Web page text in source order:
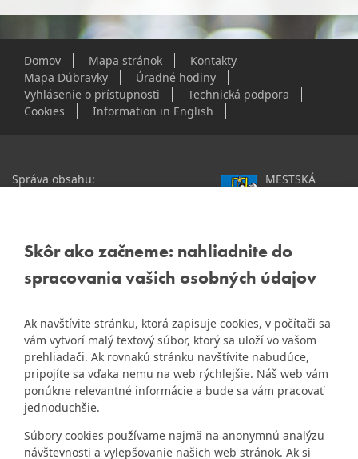
Skôr ako začneme: nahliadnite do
spracovania vašich osobných údajov
Ak navštívite stránku, ktorá zapisuje cookies, v počítači sa
vám vytvorí malý textový súbor, ktorý sa uloží vo vašom
prehliadači. Ak rovnakú stránku navštívite nabudúce,
pripojíte sa vďaka nemu na web rýchlejšie. Náš web vám
ponúkne relevantné informácie a bude sa vám pracovať
jednoduchšie.
Súbory cookies používame najmä na anonymnú analýzu
návštevnosti a vylepšovanie našich web stránok. Ak si
Domov Mapa stránok
Kontakty
Mapa Dúbravky
Úradné hodiny
Vyhlásenie o prístupnosti
Technická podpora
Cookies
Information in English
Správa obsahu:
Staršie informácie a dokumenty
starej stránke Dúbravky
Naša mestská časť získala 3.
miesto v súťažiZlatyErb.sk
o
najlepšiu internetovú stránku
samospráv za rok 2020
MESTSKÁ
Žatevná 2, 844 02
IČO: 00603406
DIČ: 2020919120
IČ DPH: Nie sme platca
DPH
Bankové spojenie:
a.s., Mlynské nivy 1, 829 90
Bratislava 25